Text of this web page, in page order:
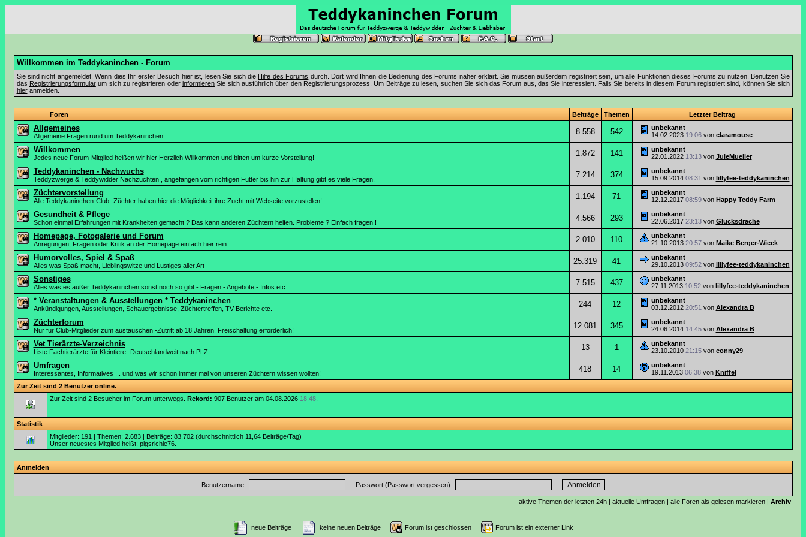
Willkommen im Teddykaninchen - Forum
Sie sind nicht angemeldet. Wenn dies Ihr erster Besuch hier ist, lesen Sie sich die Hilfe des Forums durch. Dort wird Ihnen die Bedienung des Forums näher erklärt. Sie müssen außerdem registriert sein, um alle Funktionen dieses Forums zu nutzen. Benutzen Sie
das Registrierungsformularum sich zu registrieren oder informierenSie sich ausführlich über den Registrierungsprozess. Um Beiträge zu lesen, suchen Sie sich das Forum aus, das Sie interessiert. Falls Sie bereits in diesem Forum registriert sind, können Sie sich
hieranmelden.
Foren Beiträge Themen Letzter Beitrag
Allgemeines
Allgemeine Fragen rund um Teddykaninchen 8.558 542
unbekannt
14.02.2023 19:06von claramouse
Willkommen
Jedes neue Forum-Mitglied heißen wir hier Herzlich Willkommen und bitten um kurze Vorstellung! 1.872 141
unbekannt
22.01.2022 13:13von JuleMueller
Teddykaninchen - Nachwuchs
Teddyzwerge & Teddywidder Nachzuchten , angefangen vom richtigen Futter bis hin zur Haltung gibt es viele Fragen. 7.214 374
unbekannt
15.09.2014 08:31 von lillyfee-teddykaninchen
Züchtervorstellung
Alle Teddykaninchen-Club -Züchter haben hier die Möglichkeit ihre Zucht mit Webseite vorzustellen! 1.194 71
unbekannt
12.12.2017 08:59von Happy Teddy Farm
Gesundheit & Pflege
Schon einmal Erfahrungen mit Krankheiten gemacht ? Das kann anderen Züchtern helfen. Probleme ? Einfach fragen ! 4.566 293
unbekannt
22.06.2017 23:13von Glücksdrache
Homepage, Fotogalerie und Forum
Anregungen, Fragen oder Kritik an der Homepage einfach hier rein 2.010 110
unbekannt
21.10.2013 20:57von Maike Berger-Wieck
Humorvolles, Spiel & Spaß
Alles was Spaß macht, Lieblingswitze und Lustiges aller Art 25.319 41
unbekannt
29.10.2013 09:52von lillyfee-teddykaninchen
Sonstiges
Alles was es außer Teddykaninchen sonst noch so gibt - Fragen - Angebote - Infos etc. 7.515 437
unbekannt
27.11.2013 10:52von lillyfee-teddykaninchen
* Veranstaltungen & Ausstellungen * Teddykaninchen
Ankündigungen, Ausstellungen, Schauergebnisse, Züchtertreffen, TV-Berichte etc. 244 12
unbekannt
03.12.2012 20:51 von Alexandra B
Züchterforum
Nur für Club-Mitglieder zum austauschen -Zutritt ab 18 Jahren. Freischaltung erforderlich! 12.081 345
unbekannt
24.06.2014 14:45von Alexandra B
Vet Tierärzte-Verzeichnis
Liste Fachtierärzte für Kleintiere -Deutschlandweit nach PLZ 13 1
unbekannt
23.10.2010 21:15von conny29
Umfragen
Interessantes, Informatives ... und was wir schon immer mal von unseren Züchtern wissen wollten! 418 14
unbekannt
19.11.2013 06:38von Kniffel
Zur Zeit sind 2 Benutzer online.
Zur Zeit sind 2 Besucher im Forum unterwegs. Rekord: 907 Benutzer am 04.08.2026 18:48.
Statistik
Mitglieder: 191 | Themen: 2.683 | Beiträge: 83.702 (durchschnittlich 11,64 Beiträge/Tag)
Unser neuestes Mitglied heißt: pigsrichie76.
Anmelden
Benutzername: Passwort (Passwort vergessen):
aktive Themen der letzten 24h| aktuelle Umfragen| alle Foren als gelesen markieren| Archiv
neue Beiträge keine neuen Beiträge Forum ist geschlossen Forum ist ein externer Link